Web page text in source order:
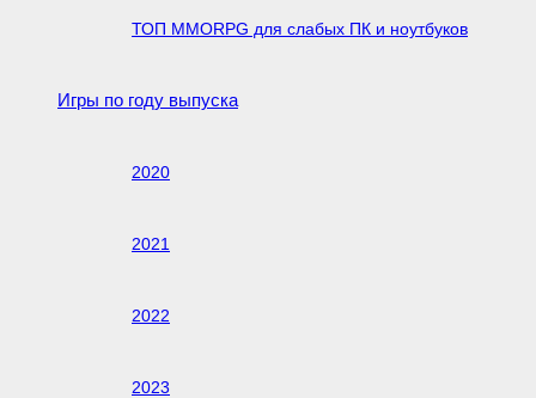
ТОП MMORPG для слабых ПК и ноутбуков
Игры по году выпуска
2020
2021
2022
2023